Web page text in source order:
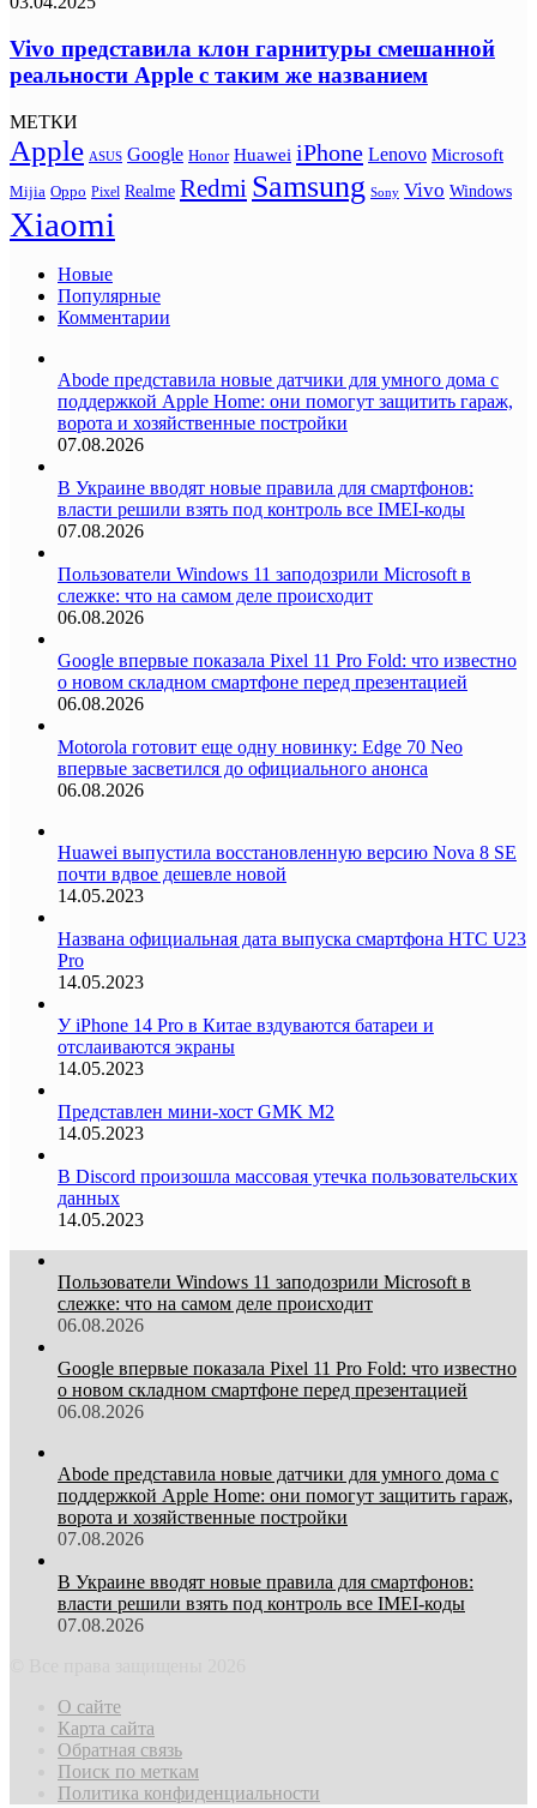
Vivo представила клон гарнитуры смешанной
реальности Apple с таким же названием
МЕТКИ
Apple ASUS Google Honor Huawei iPhone Lenovo Microsoft
Mijia Oppo Pixel Realme Redmi Samsung Sony Vivo Windows
Xiaomi
Новые
Популярные
Комментарии
Abode представила новые датчики для умного дома с
поддержкой Apple Home: они помогут защитить гараж,
ворота и хозяйственные постройки
07.08.2026
В Украине вводят новые правила для смартфонов:
власти решили взять под контроль все IMEI-коды
07.08.2026
Пользователи Windows 11 заподозрили Microsoft в
слежке: что на самом деле происходит
06.08.2026
Google впервые показала Pixel 11 Pro Fold: что известно
о новом складном смартфоне перед презентацией
06.08.2026
Motorola готовит еще одну новинку: Edge 70 Neo
впервые засветился до официального анонса
06.08.2026
Huawei выпустила восстановленную версию Nova 8 SE
почти вдвое дешевле новой
14.05.2023
Названа официальная дата выпуска смартфона HTC U23
Pro
14.05.2023
У iPhone 14 Pro в Китае вздуваются батареи и
отслаиваются экраны
14.05.2023
Представлен мини-хост GMK M2
14.05.2023
В Discord произошла массовая утечка пользовательских
данных
14.05.2023
Пользователи Windows 11 заподозрили Microsoft в
слежке: что на самом деле происходит
06.08.2026
Google впервые показала Pixel 11 Pro Fold: что известно
о новом складном смартфоне перед презентацией
06.08.2026
Abode представила новые датчики для умного дома с
поддержкой Apple Home: они помогут защитить гараж,
ворота и хозяйственные постройки
07.08.2026
В Украине вводят новые правила для смартфонов:
власти решили взять под контроль все IMEI-коды
07.08.2026
О сайте
Карта сайта
Обратная связь
Поиск по меткам
Политика конфиденциальности